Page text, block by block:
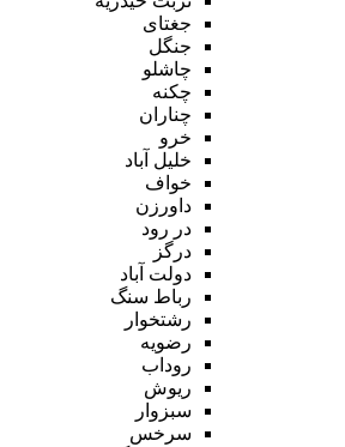
جغتای
جنگل
چاشلو
چکنه
چناران
خرو
خلیل آباد
خواف
داورزن
در رود
درگز
دولت آباد
رباط سنگ
رشتخوار
رضویه
روداب
ریوش
سبزوار
سرخس